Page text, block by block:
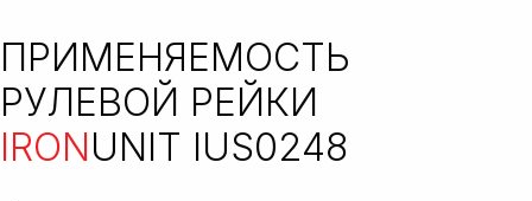
ПРИМЕНЯЕМОСТЬ
РУЛЕВОЙ РЕЙКИ
IRONUNIT IUS0248